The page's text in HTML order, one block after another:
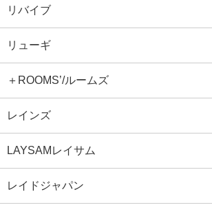
リバイブ
リューギ
＋ROOMS’/ルームズ
レインズ
LAYSAMレイサム
レイドジャパン